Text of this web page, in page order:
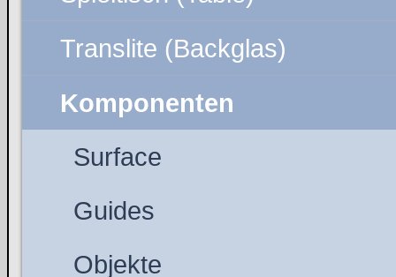
Translite (Backglas)
Komponenten
Surface
Guides
Objekte